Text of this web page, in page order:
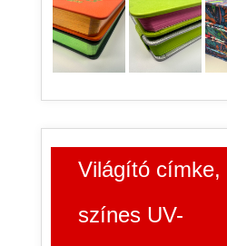
Világító címke,
színes UV-